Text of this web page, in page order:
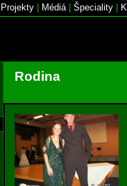
Projekty Médiá| Špeciality
Rodina